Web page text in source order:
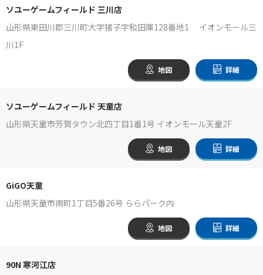
ソユーゲームフィールド 三川店
山形県東田川郡三川町大字猪子字和田庫128番地1 イオンモール三
川1F
地図 詳細
ソユーゲームフィールド 天童店
山形県天童市芳賀タウン北四丁目1番1号 イオンモール天童2F
地図 詳細
GiGO天童
山形県天童市南町1丁目5番26号 ららパーク内
地図 詳細
90N 寒河江店